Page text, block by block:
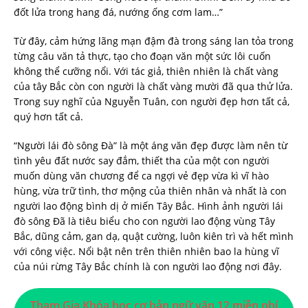
đốt lửa trong hang đá, nướng ống cơm lam…”
Từ đây, cảm hứng lãng mạn đậm đà trong sáng lan tỏa trong
từng câu văn tả thực, tạo cho đoạn văn một sức lôi cuốn
không thể cưỡng nổi. Với tác giả, thiên nhiên là chất vàng
của tây Bắc còn con người là chất vàng mười đã qua thử lửa.
Trong suy nghĩ của Nguyễn Tuân, con người đẹp hơn tất cả,
quý hơn tất cả.
“Người lái đò sông Đà” là một áng văn đẹp được làm nên từ
tình yêu đất nước say đắm, thiết tha của một con người
muốn dùng văn chương để ca ngợi vẻ đẹp vừa kì vĩ hào
hùng, vừa trữ tình, thơ mộng của thiên nhân và nhất là con
người lao động bình dị ở miến Tây Bắc. Hình ảnh người lái
đò sông Đã là tiêu biểu cho con người lao động vùng Tây
Bắc, dũng cảm, gan dạ, quật cường, luôn kiên trì và hết mình
với công việc. Nổi bật nên trên thiên nhiên bao la hùng vĩ
của núi rừng Tây Bắc chính là con người lao động nơi đây.